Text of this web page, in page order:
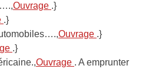
Ouvrage .}
.}
Ouvrage .}
.}
Ouvrage . A emprunter